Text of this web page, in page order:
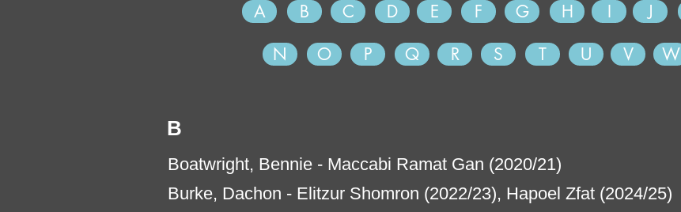
A B C D E F G H I J
N
O P Q R S T U V W
B
Boatwright, Bennie - Maccabi Ramat Gan (2020/21)
Burke, Dachon - Elitzur Shomron (2022/23), Hapoel Zfat (2024/25)